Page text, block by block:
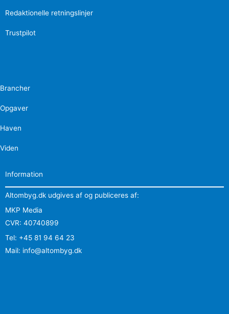
Redaktionelle retningslinjer
Trustpilot
Brancher
Opgaver
Haven
Viden
Information
Altombyg.dk udgives af og publiceres af:
MKP Media
CVR: 40740899
Tel: +45 81 94 64 23
Mail: info@altombyg.dk